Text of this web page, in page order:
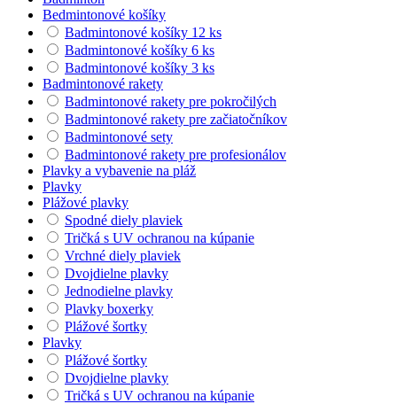
Bedmintonové košíky
Badmintonové košíky 12 ks
Badmintonové košíky 6 ks
Badmintonové košíky 3 ks
Badmintonové rakety
Badmintonové rakety pre pokročilých
Badmintonové rakety pre začiatočníkov
Badmintonové sety
Badmintonové rakety pre profesionálov
Plavky a vybavenie na pláž
Plavky
Plážové plavky
Spodné diely plaviek
Tričká s UV ochranou na kúpanie
Vrchné diely plaviek
Dvojdielne plavky
Jednodielne plavky
Plavky boxerky
Plážové šortky
Plavky
Plážové šortky
Dvojdielne plavky
Tričká s UV ochranou na kúpanie